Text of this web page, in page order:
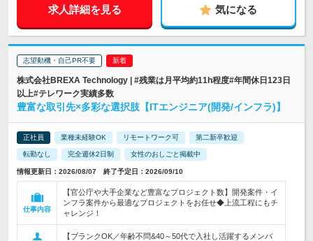
求人詳細を見る 気になる
志望動機・自己PR不要
株式会社BREXA Technology | #残業は月平均約11h程度#年間休日123日
以上#テレワーク実績多数
豊富な取引先×多彩な選択肢【ITエンジニア(開発/インフラ)】
正社員 業種未経験OK リモートワーク可 第二新卒歓迎
転勤なし 完全週休2日制 女性のおしごと掲載中
情報更新日：2026/08/07 終了予定日：2026/09/10
仕事内容
【官公庁や大手企業など豊富なプロジェクト数】開発案件・イ
ンフラ案件から最適なプロジェクトをお任せ◆上流工程にもチ
ャレンジ！
【ブランクOK／年齢不問&40～50代で入社し活躍するメンバ